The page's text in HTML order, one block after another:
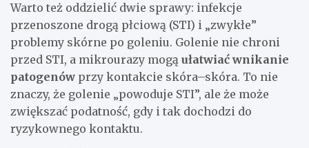
Warto też oddzielić dwie sprawy: infekcje
przenoszone drogą płciową (STI) i „zwykłe”
problemy skórne po goleniu. Golenie nie chroni
przed STI, a mikrourazy mogą ułatwiać wnikanie
patogenów przy kontakcie skóra–skóra. To nie
znaczy, że golenie „powoduje STI”, ale że może
zwiększać podatność, gdy i tak dochodzi do
ryzykownego kontaktu.